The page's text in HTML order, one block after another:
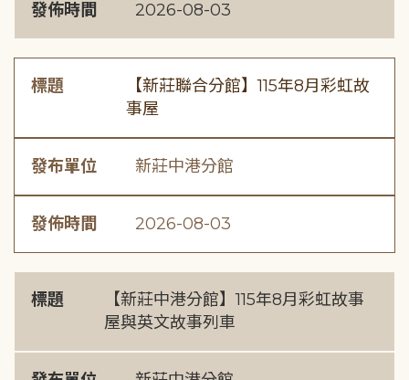
發佈時間 2026-08-03
標題
【新莊聯合分館】115年8月彩虹故
事屋
發布單位 新莊中港分館
發佈時間 2026-08-03
標題
【新莊中港分館】115年8月彩虹故事
屋與英文故事列車